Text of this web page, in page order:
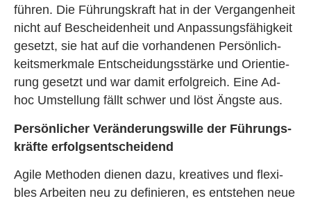
füh­ren. Die Füh­rungs­kraft hat in der Ver­gan­gen­heit
nicht auf Be­schei­den­heit und An­pas­sungs­fä­hig­keit
ge­setzt, sie hat auf die vor­han­de­nen Per­sön­lich­
keits­merk­ma­le Ent­schei­dungs­stär­ke und Ori­en­tie­
rung ge­setzt und war damit er­folg­reich. Eine Ad-
hoc Um­stel­lung fällt schwer und löst Ängs­te aus.
Per­sön­li­cher Ver­än­de­rungs­wil­le der Füh­rungs­
kräf­te er­folgs­ent­schei­dend
Agile Me­tho­den die­nen dazu, krea­ti­ves und fle­xi­
bles Ar­bei­ten neu zu de­fi­nie­ren, es ent­ste­hen neue